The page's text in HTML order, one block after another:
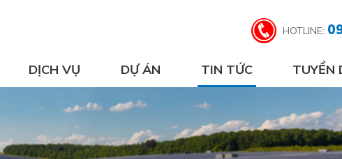
HOTLINE:
DỊCH VỤ DỰ ÁN TIN TỨC TUYỂN